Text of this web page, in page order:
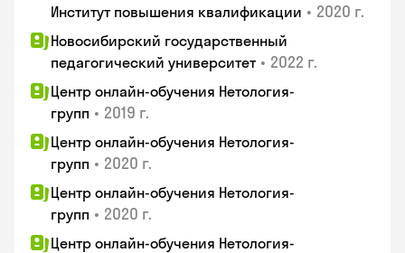
Институт повышения квалификации • 2020 г.
Новосибирский государственный
педагогический университет • 2022 г.
Центр онлайн-обучения Нетология-
групп • 2019 г.
Центр онлайн-обучения Нетология-
групп • 2020 г.
Центр онлайн-обучения Нетология-
групп • 2020 г.
Центр онлайн-обучения Нетология-